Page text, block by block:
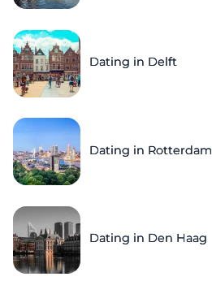
Dating in Delft
Dating in Rotterdam
Dating in Den Haag